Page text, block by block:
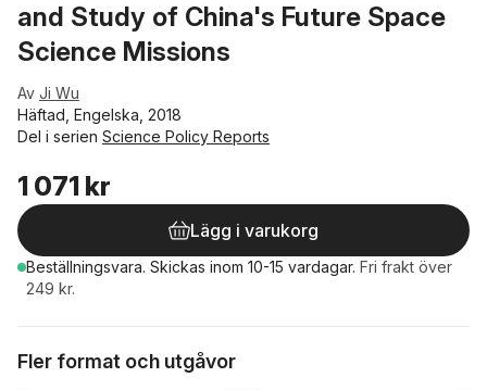
and Study of China's Future Space
Science Missions
Av Ji Wu
Häftad, Engelska, 2018
Del i serien Science Policy Reports
1 071 kr
Lägg i varukorg
Beställningsvara. Skickas inom 10-15 vardagar. Fri frakt över
249 kr.
Fler format och utgåvor